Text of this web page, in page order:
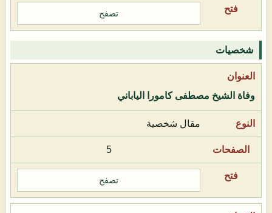
تصفح
شخصيات
وفاة الشيخ مصطفى كامورا الياباني
مقال شخصية
5
تصفح